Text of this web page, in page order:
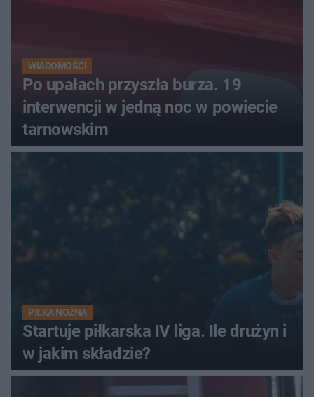
WIADOMOŚCI
Po upałach przyszła burza. 19
interwencji w jedną noc w powiecie
tarnowskim
PIŁKA NOŻNA
Startuje piłkarska IV liga. Ile drużyn i
w jakim składzie?